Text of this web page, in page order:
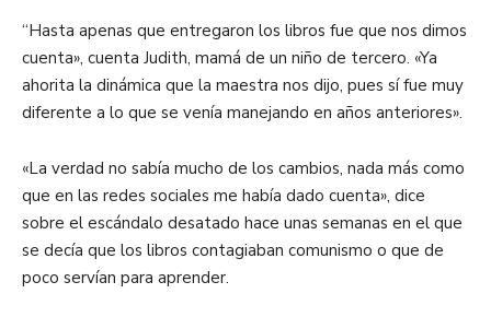
“Hasta apenas que entregaron los libros fue que nos dimos
cuenta», cuenta Judith, mamá de un niño de tercero. «Ya
ahorita la dinámica que la maestra nos dijo, pues sí fue muy
diferente a lo que se venía manejando en años anteriores».
«La verdad no sabía mucho de los cambios, nada más como
que en las redes sociales me había dado cuenta», dice
sobre el escándalo desatado hace unas semanas en el que
se decía que los libros contagiaban comunismo o que de
poco servían para aprender.